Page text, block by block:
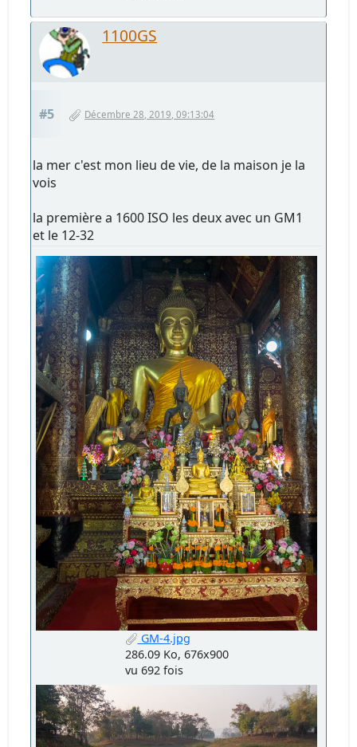
1100GS
#5 Décembre 28, 2019, 09:13:04
la mer c'est mon lieu de vie, de la maison je la
vois
la première a 1600 ISO les deux avec un GM1
et le 12-32
GM-4.jpg
286.09 Ko, 676x900
vu 692 fois